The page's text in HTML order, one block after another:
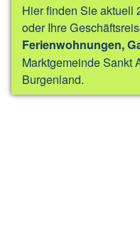
Hier finden Sie aktuell
oder Ihre
Ferienwohnungen,
Marktgemeinde Sankt
Burgenland.